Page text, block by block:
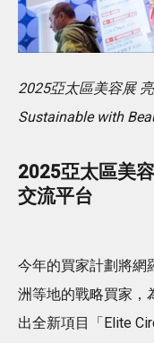
2025亞太區美容展
Sustainable with
2025亞太區美
交流平台
今年的買家計劃將網
洲等地的戰略買家，
出全新項目「Elite